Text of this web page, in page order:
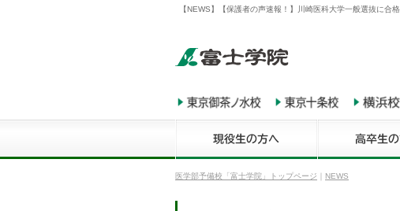
【NEWS】【保護者の声速報！】川崎医科大学一般選抜に
医学部予備校「富士学院」トップページ NEWS